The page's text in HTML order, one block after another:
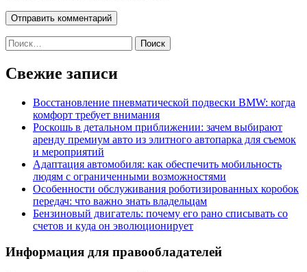
Найти:
Свежие записи
Восстановление пневматической подвески BMW: когда
комфорт требует внимания
Роскошь в детальном приближении: зачем выбирают
аренду премиум авто из элитного автопарка для съемок
и мероприятий
Адаптация автомобиля: как обеспечить мобильность
людям с ограниченными возможностями
Особенности обслуживания роботизированных коробок
передач: что важно знать владельцам
Бензиновый двигатель: почему его рано списывать со
счетов и куда он эволюционирует
Информация для правообладателей